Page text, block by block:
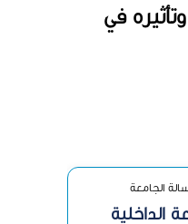
في
الجامعة
الداخلية